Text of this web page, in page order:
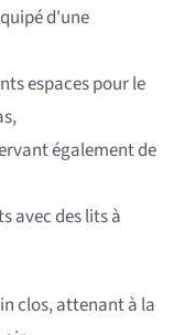
d'une
espaces pour le
également de
avec des lits à
clos, attenant à la